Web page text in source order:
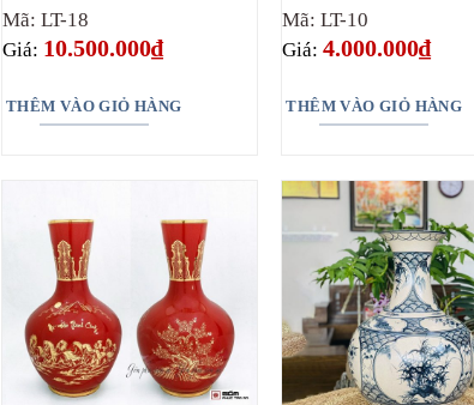
Mã: LT-18
Giá: 10.500.000₫
THÊM VÀO GIỎ HÀNG
Mã: LT-10
Giá:4.000.000₫
THÊM VÀO GIỎ HÀNG